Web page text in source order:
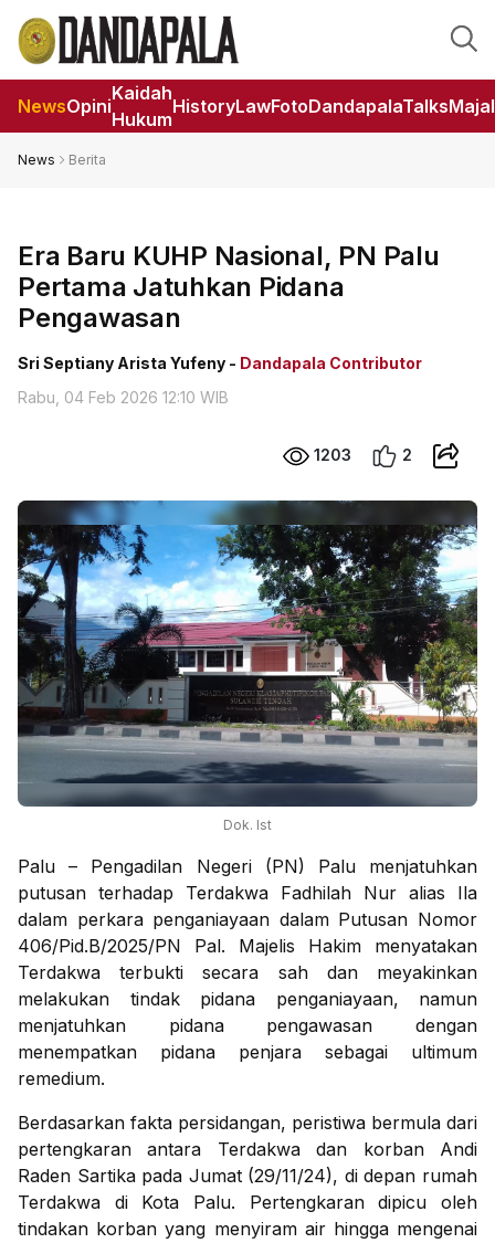
NewsOpini
Kaidah
Hukum
HistoryLawFotoDandapalaTalks
News Berita
Era Baru KUHP Nasional, PN Palu
Pertama Jatuhkan Pidana
Pengawasan
Sri Septiany Arista Yufeny - Dandapala Contributor
Rabu, 04 Feb 2026 12:10 WIB
1203 2
Dok. Ist
Palu – Pengadilan Negeri (PN) Palu menjatuhkan
putusan terhadap Terdakwa Fadhilah Nur alias Ila
dalam perkara penganiayaan dalam Putusan Nomor
406/Pid.B/2025/PN Pal. Majelis Hakim menyatakan
Terdakwa terbukti secara sah dan meyakinkan
melakukan tindak pidana penganiayaan, namun
menjatuhkan pidana pengawasan dengan
menempatkan pidana penjara sebagai ultimum
remedium.
Berdasarkan fakta persidangan, peristiwa bermula dari
pertengkaran antara Terdakwa dan korban Andi
Raden Sartika pada Jumat (29/11/24), di depan rumah
Terdakwa di Kota Palu. Pertengkaran dipicu oleh
tindakan korban yang menyiram air hingga mengenai